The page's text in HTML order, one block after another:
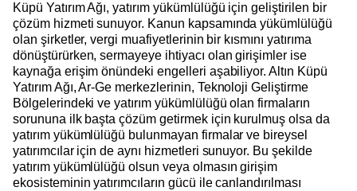
Küpü Yatırım Ağı, yatırım yükümlülüğü için geliştirilen bir
çözüm hizmeti sunuyor. Kanun kapsamında yükümlülüğü
olan şirketler, vergi muafiyetlerinin bir kısmını yatırıma
dönüştürürken, sermayeye ihtiyacı olan girişimler ise
kaynağa erişim önündeki engelleri aşabiliyor. Altın Küpü
Yatırım Ağı, Ar-Ge merkezlerinin, Teknoloji Geliştirme
Bölgelerindeki ve yatırım yükümlülüğü olan firmaların
sorununa ilk başta çözüm getirmek için kurulmuş olsa da
yatırım yükümlülüğü bulunmayan firmalar ve bireysel
yatırımcılar için de aynı hizmetleri sunuyor. Bu şekilde
yatırım yükümlülüğü olsun veya olmasın girişim
ekosisteminin yatırımcıların gücü ile canlandırılması